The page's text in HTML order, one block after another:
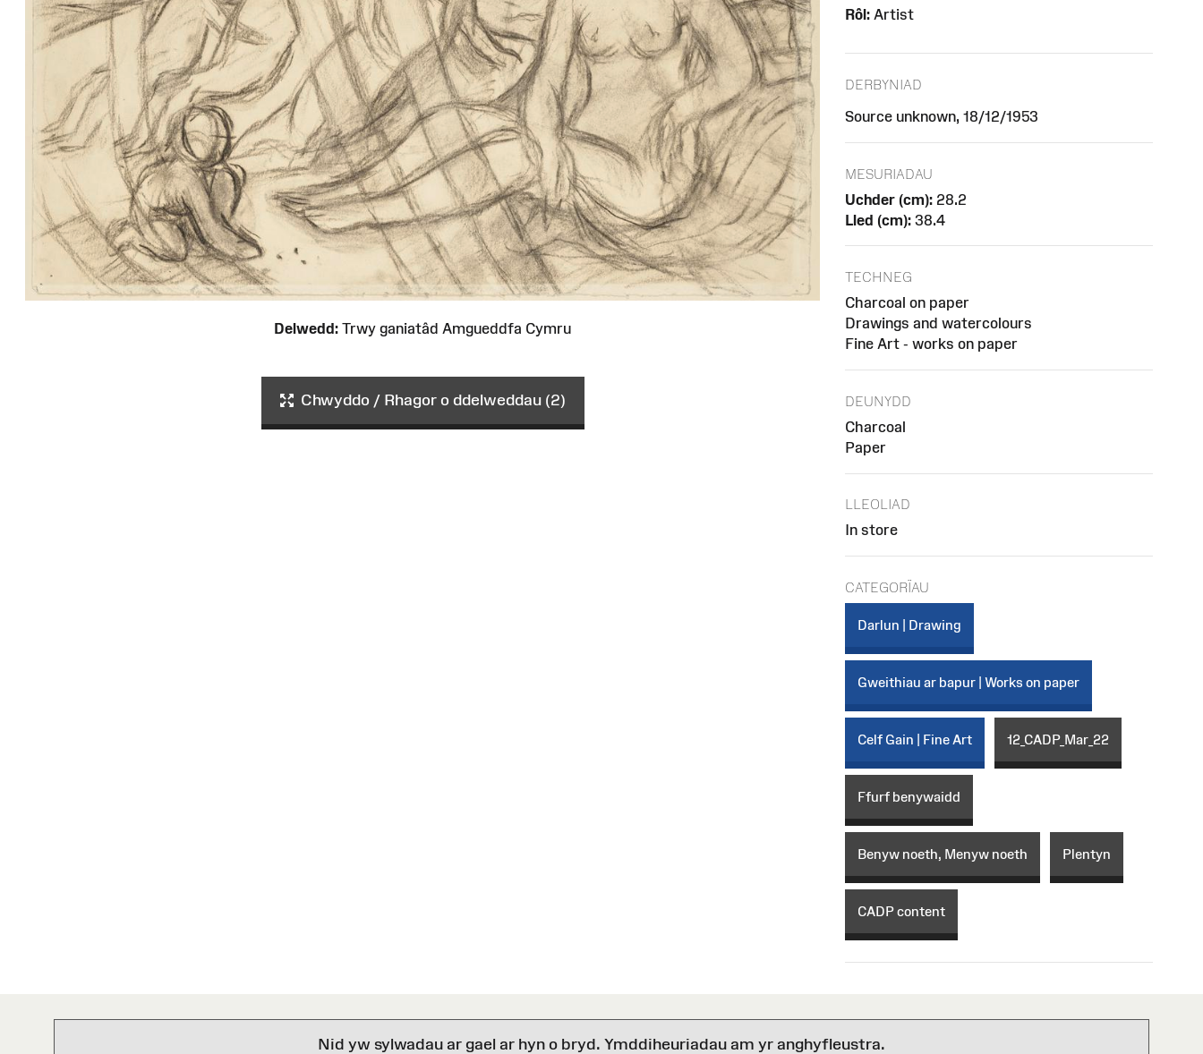
Delwedd: Trwy ganiatâd Amgueddfa Cymru
Chwyddo / Rhagor o ddelweddau (2)
Rôl: Artist
DERBYNIAD
Source unknown, 18/12/1953
MESURIADAU
Uchder (cm): 28.2
Lled (cm): 38.4
TECHNEG
Charcoal on paper
Drawings and watercolours
Fine Art - works on paper
DEUNYDD
Charcoal
Paper
LLEOLIAD
In store
CATEGORÏAU
Darlun | Drawing
Gweithiau ar bapur | Works on paper
Celf Gain | Fine Art 12_CADP_Mar_22
Ffurf benywaidd
Benyw noeth, Menyw noeth Plentyn
CADP content
Nid yw sylwadau ar gael ar hyn o bryd. Ymddiheuriadau am yr anghyfleustra.